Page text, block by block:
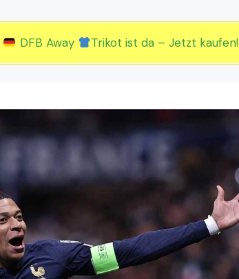
DFB Away Trikot ist da – Jetzt kaufen!